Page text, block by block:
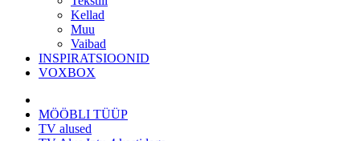
Kellad
Muu
Vaibad
INSPIRATSIOONID
VOXBOX
MÖÖBLI TÜÜP
TV alused